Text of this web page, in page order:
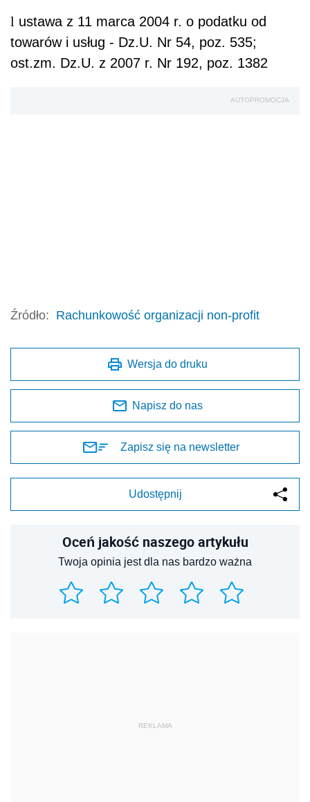
l ustawa z 11 marca 2004 r. o podatku od
towarów i usług - Dz.U. Nr 54, poz. 535;
ost.zm. Dz.U. z 2007 r. Nr 192, poz. 1382
AUTOPROMOCJA
Źródło: Rachunkowość organizacji non-profit
Wersja do druku
Napisz do nas
Zapisz się na newsletter
Udostępnij
Oceń jakość naszego artykułu
Twoja opinia jest dla nas bardzo ważna
REKLAMA